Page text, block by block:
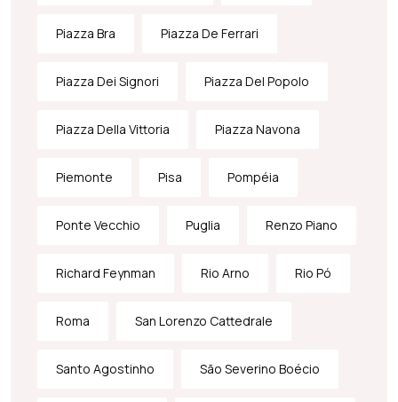
Piazza Bra Piazza De Ferrari
Piazza Dei Signori Piazza Del Popolo
Piazza Della Vittoria Piazza Navona
Piemonte Pisa Pompéia
Ponte Vecchio Puglia Renzo Piano
Richard Feynman Rio Arno Rio Pó
Roma San Lorenzo Cattedrale
Santo Agostinho São Severino Boécio